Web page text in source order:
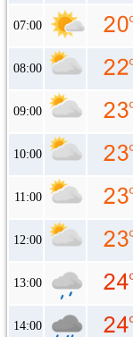
07:00
08:00
09:00
10:00
11:00
12:00
13:00
14:00